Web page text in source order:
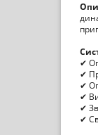
✔
✔
✔
✔
✔
✔